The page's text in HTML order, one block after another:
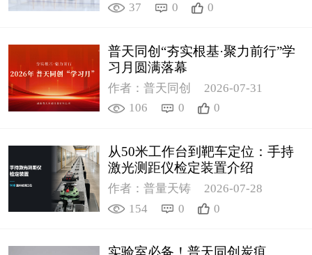
37
0 0
普天同创“夯实根基·聚力前行”学
习月圆满落幕
作者：普天同创
2026-07-31
106
0 0
从50米工作台到靶车定位：手持
激光测距仪检定装置介绍
作者：普量天铸
2026-07-28
154
0 0